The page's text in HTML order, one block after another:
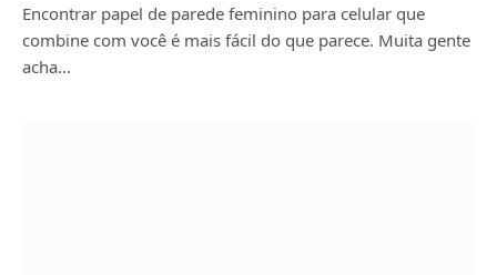
Encontrar papel de parede feminino para celular que
combine com você é mais fácil do que parece. Muita gente
acha…